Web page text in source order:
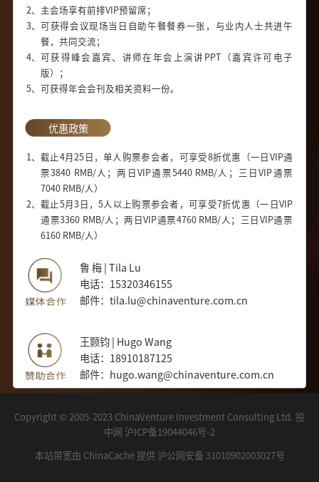
2、 主会场享有前排VIP预留席；
3、可获得会议现场当日自助午餐餐券一张，与业内人士共进午
餐，共同交流；
4、可获得峰会嘉宾、讲师在年会上演讲PPT（嘉宾许可电子
版）；
5、可获得年会会刊及相关资料一份。
优惠政策
1、截止4月25日，单人购票参会者，可享受8折优惠（一日VIP通
票3840 RMB/人；两日VIP通票5440 RMB/人；三日VIP通票
7040 RMB/人）
2、截止5月3日，5人以上购票参会者，可享受7折优惠（一日VIP
通票3360 RMB/人；两日VIP通票4760 RMB/人；三日VIP通票
6160 RMB/人）
鲁 梅 | Tila Lu
电话：15320346155
邮件：tila.lu@chinaventure.com.cn
王颢钧 | Hugo Wang
电话：18910187125
邮件：hugo.wang@chinaventure.com.cn
Copyright © 2005-2023 ChinaVenture Investment Consulting Ltd. 投
中网 沪ICP备19044046号-2
本站带宽由 ChinaCache 提供 沪公网安备 31010902003027号